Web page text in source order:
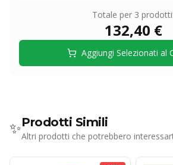
Totale per 3 prodotti:
132,40 €
Aggiungi Selezionati al
✨Prodotti Simili
Altri prodotti che potrebbero